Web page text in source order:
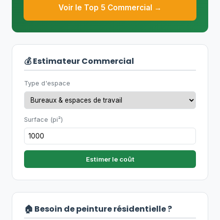
Voir le Top 5 Commercial →
💰 Estimateur Commercial
Type d'espace
Surface (pi²)
Estimer le coût
🏠 Besoin de peinture résidentielle ?